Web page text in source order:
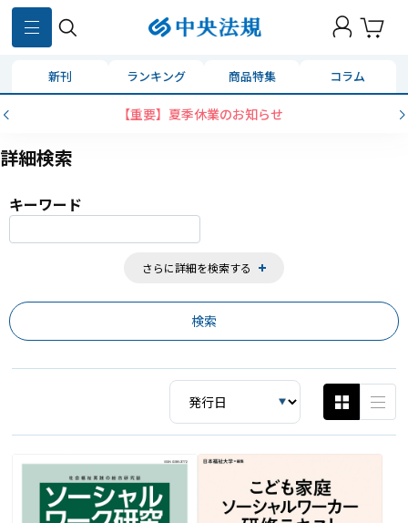
新刊 ランキング 商品特集 コラム
コンビニ決済に「セブンイレブン」を追加いたしました
詳細検索
キーワード
さらに詳細を検索する
859